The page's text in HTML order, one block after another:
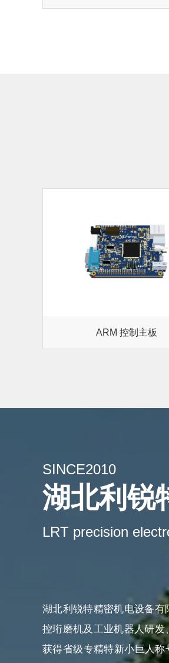
ARM 控制主板
SINCE2010
湖北利锐
LRT precision
湖北利锐特精密机电设备有
控珩磨机及工业机器人研发
获得省级专精特新小巨人